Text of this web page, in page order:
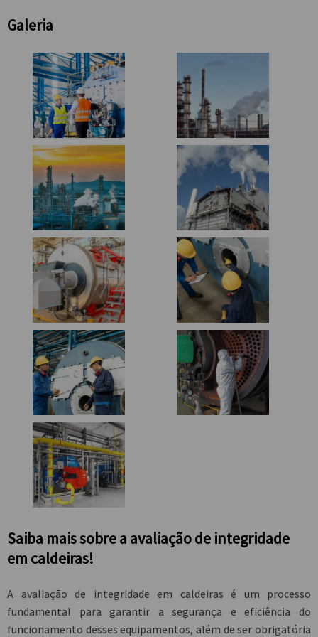
Galeria
Saiba mais sobre a avaliação de integridade
em caldeiras!
A avaliação de integridade em caldeiras é um processo
fundamental para garantir a segurança e eficiência do
funcionamento desses equipamentos, além de ser obrigatória